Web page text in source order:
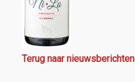
Terug naar nieuwsberichten